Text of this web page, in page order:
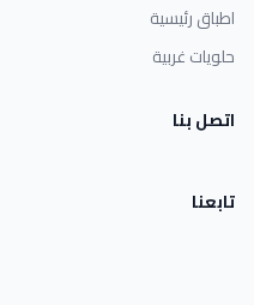
اطباق رئيسية
حلويات غربية
اتصل بنا
تابعنا